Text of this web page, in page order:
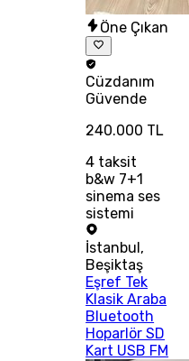
Öne Çıkan
Cüzdanım
Güvende
240.000 TL
4 taksit
b&w 7+1
sinema ses
sistemi
İstanbul ,
Beşiktaş
Eşref Tek
Klasik Araba
Bluetooth
Hoparlör SD
Kart USB FM